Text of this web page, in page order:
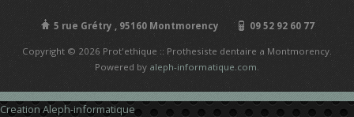
5 rue Grétry , 95160 Montmorency 09 52 92 60 77
Copyright © 2026 Prot'ethique :: Prothesiste dentaire a Montmorency.
Powered by aleph-informatique.com
Creation Aleph-informatique